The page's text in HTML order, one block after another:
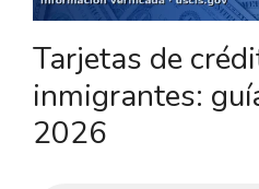
Tarjetas de
inmigrantes:
2026